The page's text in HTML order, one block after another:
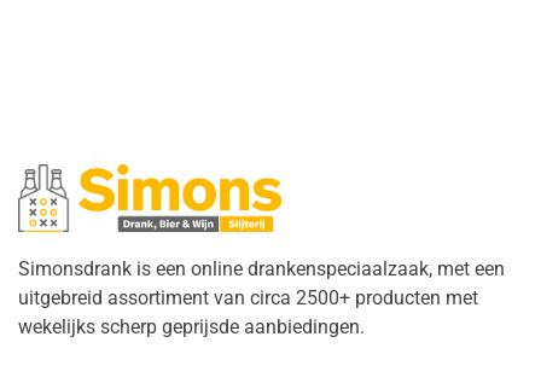
Simonsdrank is een online drankenspeciaalzaak, met een
uitgebreid assortiment van circa 2500+ producten met
wekelijks scherp geprijsde aanbiedingen.